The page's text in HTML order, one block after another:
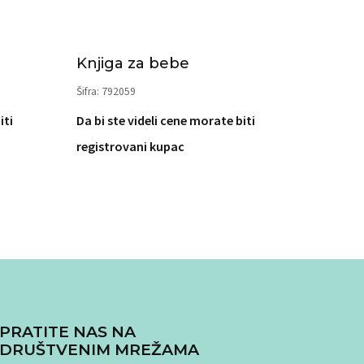
Knjiga za bebe
Šifra: 792059
Da bi ste videli cene morate biti
registrovani kupac
NAS NA
MREŽAMA